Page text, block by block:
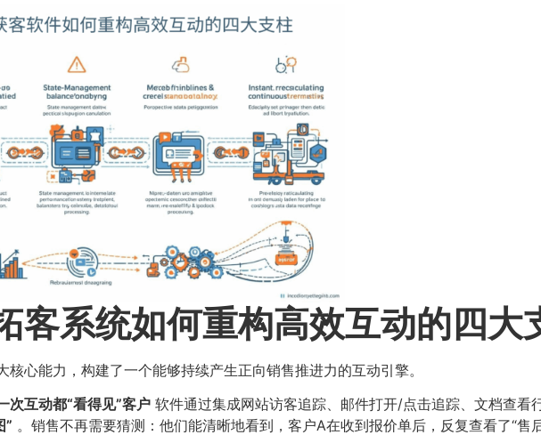
客系统如何重构高效互动的四大
心能力，构建了一个能够持续产生正向销售推进力的互动引擎。
互动都“看得见”客户 软件通过集成网站访客追踪、邮件打开/点击追踪、文档查看
”​ 。销售不再需要猜测：他们能清晰地看到，客户A在收到报价单后，反复查看了“售